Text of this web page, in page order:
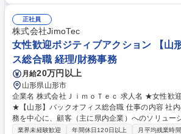
ー（数値管理全般） ☆当社は靴下とインナー・ル
かれており、ご希望 やスキルに応じていずれかの
す。 募集職種 【大阪/DB】在宅勤務&時短勤務相談可 ☆女性歓迎/ポジテ
ィブアクション☆
正社員
株式会社JimoTec
女性歓迎ポジティブアクション 【山
ス総合職 経理/財務事務
月給20万円以上
山形県山形市
企業名 株式会社ＪｉｍｏＴｅｃ 求人名 ★女性歓迎ポジティブアクション
★【山形】バックオフィス総合職 仕事の内容 社内の経理・人事・総務業
務を中心に、顧客（主に県内企業）へのソリュー
銀行から紹介されたお客様の悩みを聞き、ITによ
業界未経験歓迎 年間休日120日以上 月平均残業時